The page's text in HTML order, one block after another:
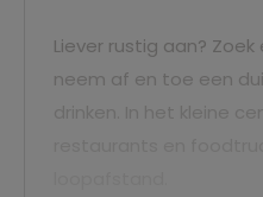
Liever rustig aan?
neem af en toe een